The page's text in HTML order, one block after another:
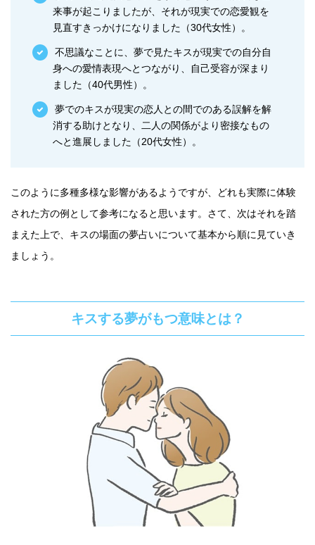
来事が起こりましたが、それが現実での恋愛観を
見直すきっかけになりました（30代女性）。
不思議なことに、夢で見たキスが現実での自分自
身への愛情表現へとつながり、自己受容が深まり
ました（40代男性）。
夢でのキスが現実の恋人との間でのある誤解を解
消する助けとなり、二人の関係がより密接なもの
へと進展しました（20代女性）。
このように多種多様な影響があるようですが、どれも実際に体験
された方の例として参考になると思います。さて、次はそれを踏
まえた上で、キスの場面の夢占いについて基本から順に見ていき
ましょう。
キスする夢がもつ意味とは？